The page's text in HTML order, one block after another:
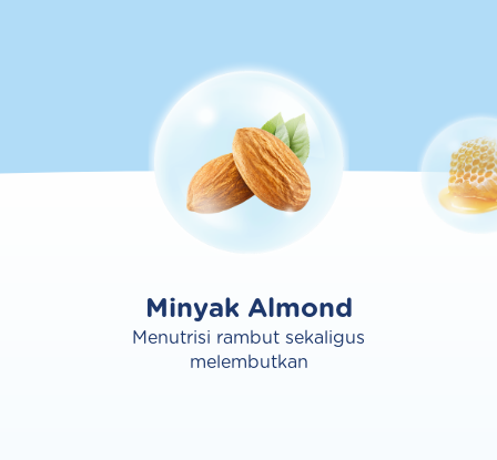
Minyak Almond
Menutrisi rambut sekaligus
melembutkan